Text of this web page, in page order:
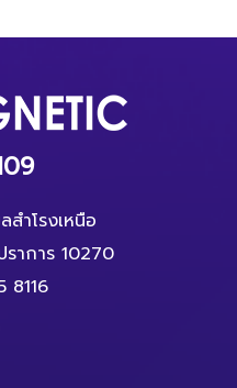
ำโรงเหนือ
ราการ 10270
8116